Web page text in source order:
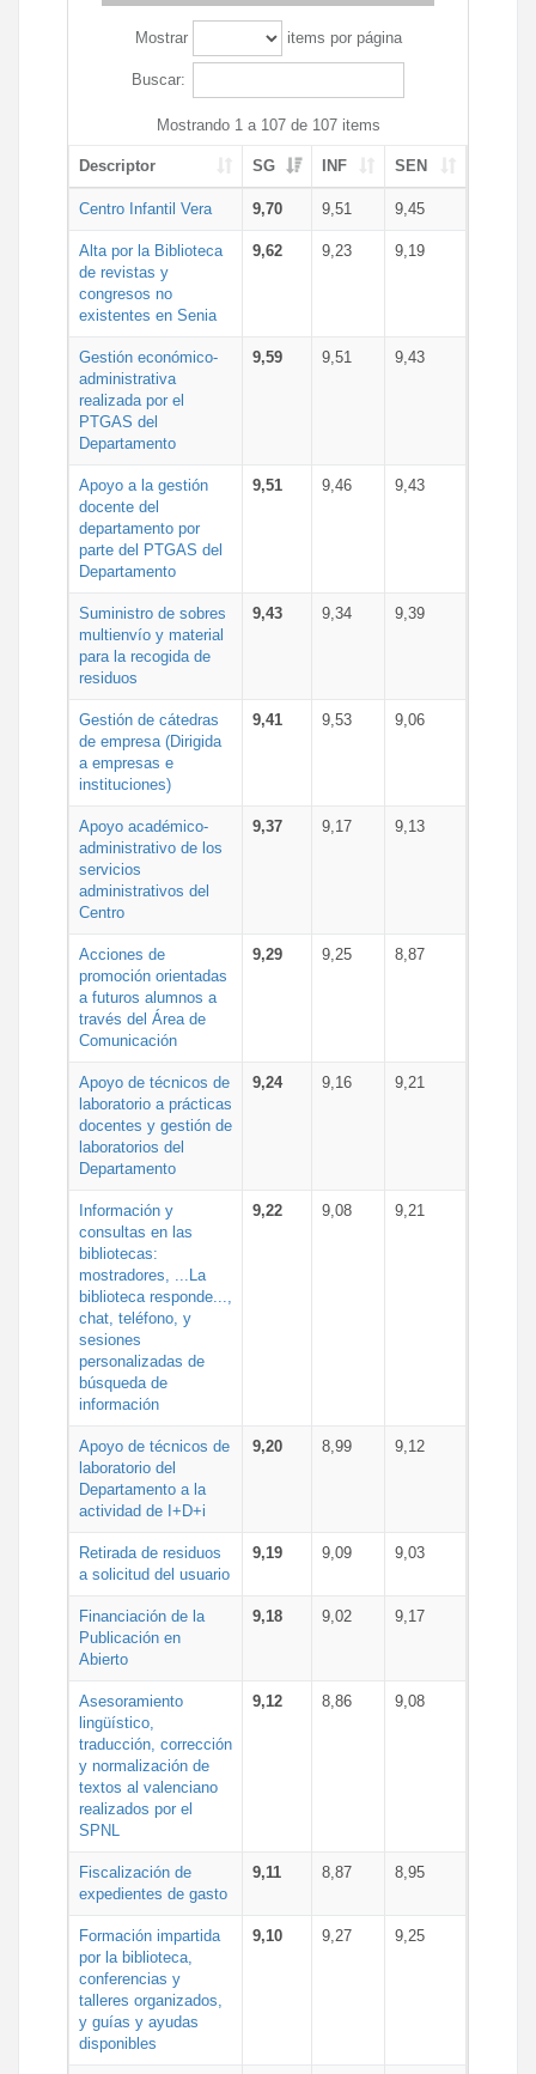
Mostrar items por página
Buscar:
Mostrando 1 a 107 de 107 items
Descriptor SG INF SEN
Centro Infantil Vera 9,70 9,51 9,45
Alta por la Biblioteca
de revistas y
congresos no
existentes en Senia
9,62 9,23 9,19
Gestión económico-
administrativa
realizada por el
PTGAS del
Departamento
9,59 9,51 9,43
Apoyo a la gestión
docente del
departamento por
parte del PTGAS del
Departamento
9,51 9,46 9,43
Suministro de sobres
multienvío y material
para la recogida de
residuos
9,43 9,34 9,39
Gestión de cátedras
de empresa (Dirigida
a empresas e
instituciones)
9,41 9,53 9,06
Apoyo académico-
administrativo de los
servicios
administrativos del
Centro
9,37 9,17 9,13
Acciones de
promoción orientadas
a futuros alumnos a
través del Área de
Comunicación
9,29 9,25 8,87
Apoyo de técnicos de
laboratorio a prácticas
docentes y gestión de
laboratorios del
Departamento
9,24 9,16 9,21
Información y
consultas en las
bibliotecas:
mostradores, ...La
biblioteca responde...,
chat, teléfono, y
sesiones
personalizadas de
búsqueda de
información
9,22 9,08 9,21
Apoyo de técnicos de
laboratorio del
Departamento a la
actividad de I+D+i
9,20 8,99 9,12
Retirada de residuos
a solicitud del usuario
9,19 9,09 9,03
Financiación de la
Publicación en
Abierto
9,18 9,02 9,17
Asesoramiento
lingüístico,
traducción, corrección
y normalización de
textos al valenciano
realizados por el
SPNL
9,12 8,86 9,08
Fiscalización de
expedientes de gasto
9,11 8,87 8,95
Formación impartida
por la biblioteca,
conferencias y
talleres organizados,
y guías y ayudas
disponibles
9,10 9,27 9,25